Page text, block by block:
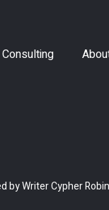
Consulting
by Writer Cypher